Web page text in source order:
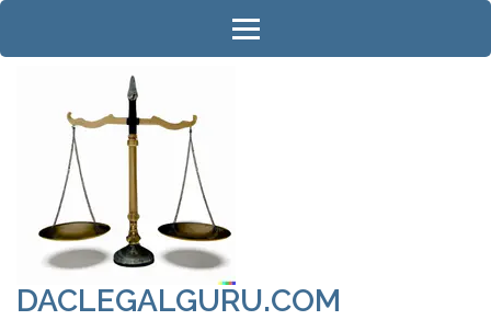
Ga
inhoud
DACLEGALGURU.COM